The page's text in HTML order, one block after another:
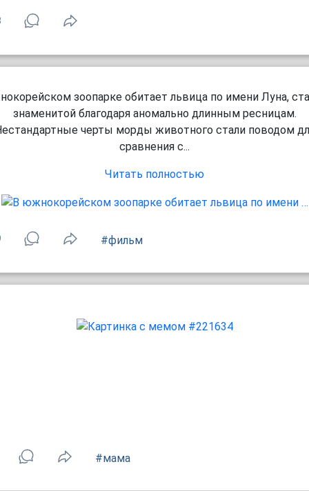
зоопарке обитает львица по имени Луна,
знаменитой благодаря аномально длинным ресницам.
черты морды животного стали поводом
сравнения с...
Читать полностью
#фильм
#мама